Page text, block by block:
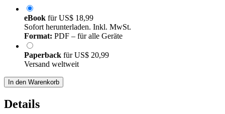
eBook fürUS$ 18,99
Sofort herunterladen. Inkl. MwSt.
Format: PDF – für alle Geräte
Paperback fürUS$ 20,99
Versand weltweit
In den Warenkorb
Details